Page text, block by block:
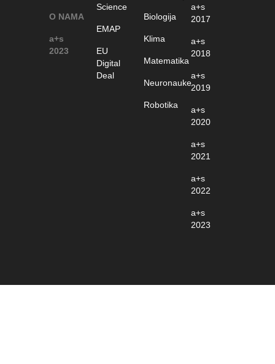
O NAMA
a+s
2023
Science
EMAP
EU
Digital
Deal
Biologija
Klima
Matematika
Neuronauke
Robotika
a+s
2017
a+s
2018
a+s
2019
a+s
2020
a+s
2021
a+s
2022
a+s
2023